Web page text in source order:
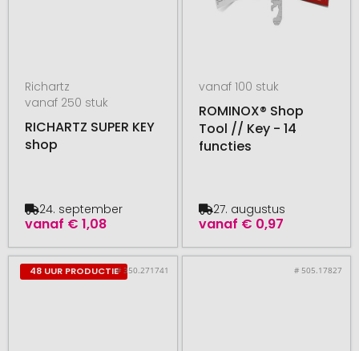
Richartz
vanaf 250 stuk
RICHARTZ SUPER KEY
shop
vanaf € 1,08
24. september
vanaf 100 stuk
ROMINOX® Shop
Tool // Key - 14
functies
vanaf € 0,97
27. augustus
48 UUR PRODUCTIE# 350.271741 # 505.17827